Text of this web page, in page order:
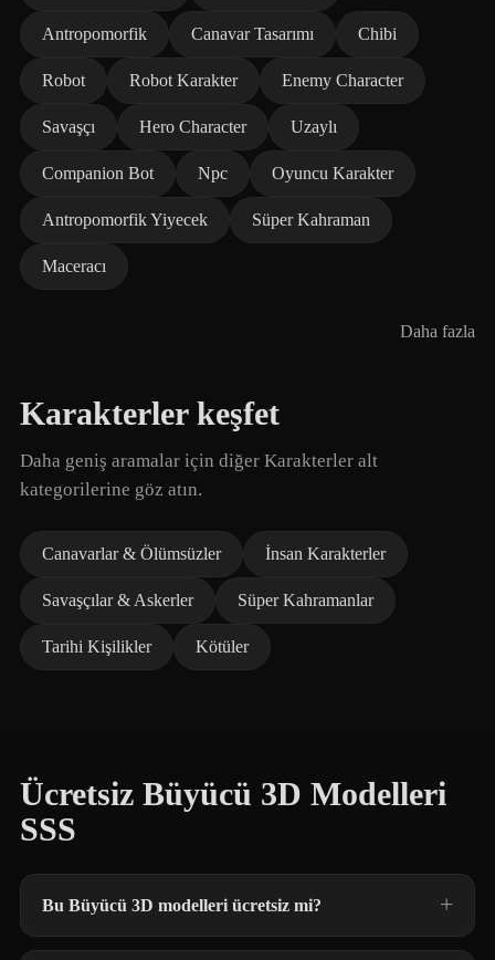
Antropomorfik Canavar Tasarımı Chibi
Robot Robot Karakter Enemy Character
Savaşçı Hero Character Uzaylı
Companion Bot Npc Oyuncu Karakter
Antropomorfik Yiyecek Süper Kahraman
Maceracı
Daha fazla
Karakterler keşfet
Daha geniş aramalar için diğer Karakterler alt
kategorilerine göz atın.
Canavarlar & Ölümsüzler İnsan Karakterler
Savaşçılar & Askerler Süper Kahramanlar
Tarihi Kişilikler Kötüler
Ücretsiz Büyücü 3D Modelleri
SSS
Bu Büyücü 3D modelleri ücretsiz mi?